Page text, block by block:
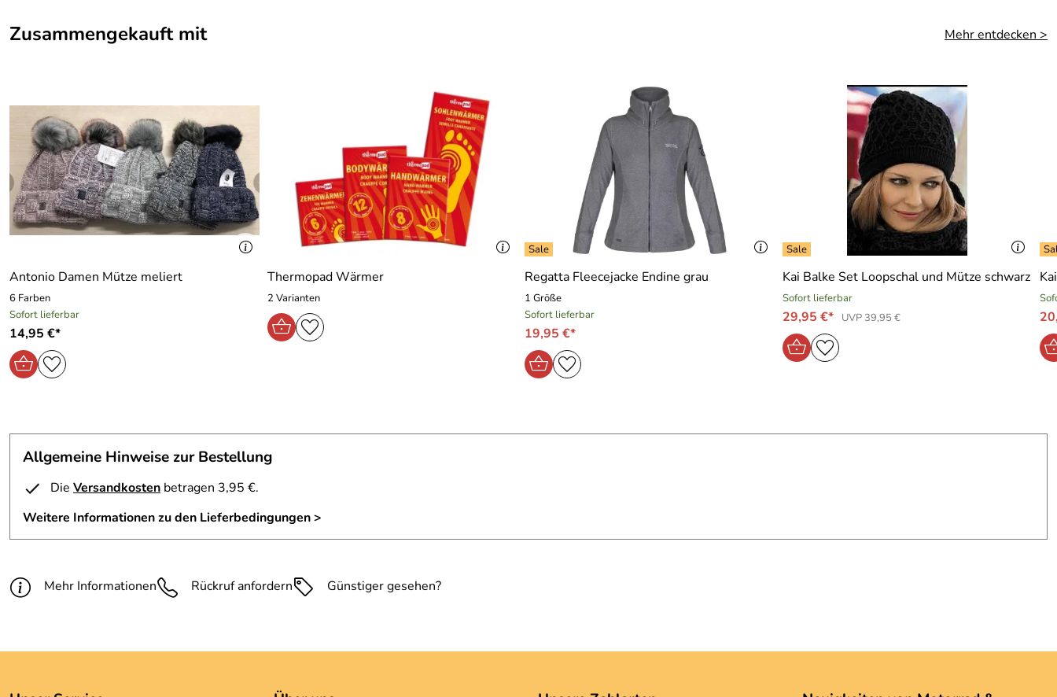
Zusammengekauft mit Mehr entdecken >
Antonio Damen Mütze meliert
6 Farben
Sofort lieferbar
14,95 €*
Thermopad Wärmer
2 Varianten
Regatta Fleecejacke Endine grau
1 Größe
Sofort lieferbar
19,95 €*
Kai Balke Set Loopschal und Mütze schwarz
Sofort lieferbar
29,95 €* UVP 39,95 €
Allgemeine Hinweise zur Bestellung
Die Versandkosten betragen 3,95 €.
Weitere Informationen zu den Lieferbedingungen >
Mehr Informationen Rückruf anfordern Günstiger gesehen?